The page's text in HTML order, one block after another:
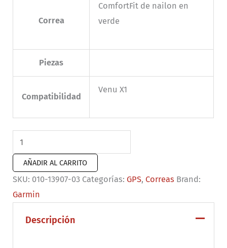
Correa
ComfortFit de nailon en
verde
Piezas
Compatibilidad
Venu X1
Correas
de
desmontaje
rápido
(24
AÑADIR AL CARRITO
SKU: 010-13907-03 Categorías: GPS, Correas Brand:
Garmin
Descripción